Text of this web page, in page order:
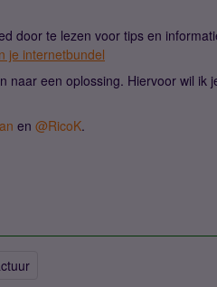
door te lezen voor tips en
je internetbundel
naar een oplossing. Hiervoor wil ik
en @RicoK.